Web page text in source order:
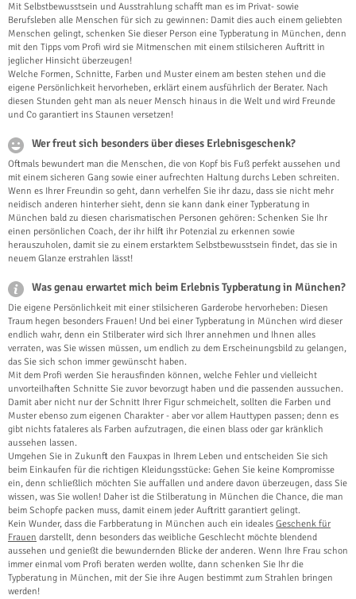
Mit Selbstbewusstsein und Ausstrahlung schafft man es im Privat- sowie
Berufsleben alle Menschen für sich zu gewinnen: Damit dies auch einem geliebten
Menschen gelingt, schenken Sie dieser Person eine Typberatung in München, denn
mit den Tipps vom Profi wird sie Mitmenschen mit einem stilsicheren Auftritt in
jeglicher Hinsicht überzeugen!
Welche Formen, Schnitte, Farben und Muster einem am besten stehen und die
eigene Persönlichkeit hervorheben, erklärt einem ausführlich der Berater. Nach
diesen Stunden geht man als neuer Mensch hinaus in die Welt und wird Freunde
und Co garantiert ins Staunen versetzen!
Wer freut sich besonders über dieses Erlebnisgeschenk?
Oftmals bewundert man die Menschen, die von Kopf bis Fuß perfekt aussehen und
mit einem sicheren Gang sowie einer aufrechten Haltung durchs Leben schreiten.
Wenn es Ihrer Freundin so geht, dann verhelfen Sie ihr dazu, dass sie nicht mehr
neidisch anderen hinterher sieht, denn sie kann dank einer Typberatung in
München bald zu diesen charismatischen Personen gehören: Schenken Sie Ihr
einen persönlichen Coach, der ihr hilft ihr Potenzial zu erkennen sowie
herauszuholen, damit sie zu einem erstarktem Selbstbewusstsein findet, das sie in
neuem Glanze erstrahlen lässt!
Was genau erwartet mich beim Erlebnis Typberatung in München?
Die eigene Persönlichkeit mit einer stilsicheren Garderobe hervorheben: Diesen
Traum hegen besonders Frauen! Und bei einer Typberatung in München wird dieser
endlich wahr, denn ein Stilberater wird sich Ihrer annehmen und Ihnen alles
verraten, was Sie wissen müssen, um endlich zu dem Erscheinungsbild zu gelangen,
das Sie sich schon immer gewünscht haben.
Mit dem Profi werden Sie herausfinden können, welche Fehler und vielleicht
unvorteilhaften Schnitte Sie zuvor bevorzugt haben und die passenden aussuchen.
Damit aber nicht nur der Schnitt Ihrer Figur schmeichelt, sollten die Farben und
Muster ebenso zum eigenen Charakter - aber vor allem Hauttypen passen; denn es
gibt nichts fataleres als Farben aufzutragen, die einen blass oder gar kränklich
aussehen lassen.
Umgehen Sie in Zukunft den Fauxpas in Ihrem Leben und entscheiden Sie sich
beim Einkaufen für die richtigen Kleidungsstücke: Gehen Sie keine Kompromisse
ein, denn schließlich möchten Sie auffallen und andere davon überzeugen, dass Sie
wissen, was Sie wollen! Daher ist die Stilberatung in München die Chance, die man
beim Schopfe packen muss, damit einem jeder Auftritt garantiert gelingt.
Kein Wunder, dass die Farbberatung in München auch ein ideales Geschenk für
Frauen darstellt, denn besonders das weibliche Geschlecht möchte blendend
aussehen und genießt die bewundernden Blicke der anderen. Wenn Ihre Frau schon
immer einmal vom Profi beraten werden wollte, dann schenken Sie Ihr die
Typberatung in München, mit der Sie ihre Augen bestimmt zum Strahlen bringen
werden!